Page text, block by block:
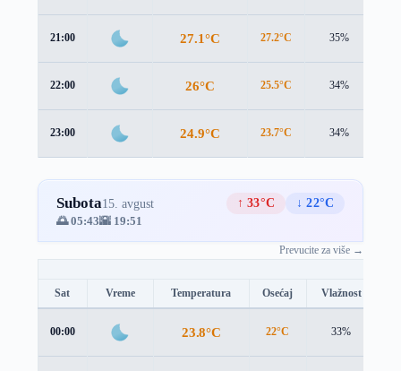
21:00 27.1°C 27.2°C 35%
22:00 26°C 25.5°C 34%
23:00 24.9°C 23.7°C 34%
Subota15. avgust ↑ 33°C
↓ 22°C
🌅 05:43🌇 19:51
Prevucite za više →
Sat Vreme Temperatura Osećaj Vlažnost
00:00 23.8°C 22°C 33%